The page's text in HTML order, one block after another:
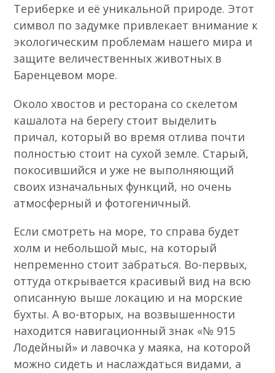
Териберке и её уникальной природе. Этот
символ по задумке привлекает внимание к
экологическим проблемам нашего мира и
защите величественных животных в
Баренцевом море.
Около хвостов и ресторана со скелетом
кашалота на берегу стоит выделить
причал, который во время отлива почти
полностью стоит на сухой земле. Старый,
покосившийся и уже не выполняющий
своих изначальных функций, но очень
атмосферный и фотогеничный.
Если смотреть на море, то справа будет
холм и небольшой мыс, на который
непременно стоит забраться. Во-первых,
оттуда открывается красивый вид на всю
описанную выше локацию и на морские
бухты. А во-вторых, на возвышенности
находится навигационный знак «№ 915
Лодейный» и лавочка у маяка, на которой
можно сидеть и наслаждаться видами, а